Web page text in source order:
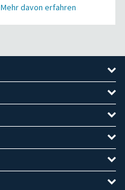
Mehr davon erfahren